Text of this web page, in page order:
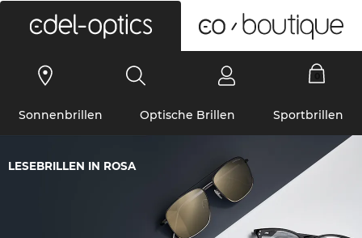
Sonnenbrillen Optische Brillen Sportbrillen
LESEBRILLEN IN ROSA